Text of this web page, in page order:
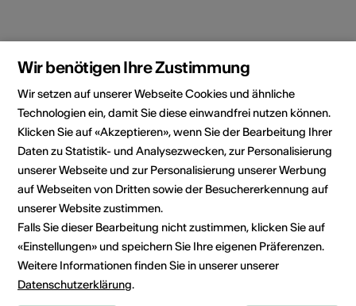
Institution / Organisation
Matterhorn Museum - Zermatlantis
Wir benötigen Ihre Zustimmung
Wir setzen auf unserer Webseite Cookies und ähnliche
Technologien ein, damit Sie diese einwandfrei nutzen können.
Klicken Sie auf «Akzeptieren», wenn Sie der Bearbeitung Ihrer
Daten zu Statistik- und Analysezwecken, zur Personalisierung
unserer Webseite und zur Personalisierung unserer Werbung
auf Webseiten von Dritten sowie der Besuchererkennung auf
unserer Website zustimmen.
Falls Sie dieser Bearbeitung nicht zustimmen, klicken Sie auf
«Einstellungen» und speichern Sie Ihre eigenen Präferenzen.
Weitere Informationen finden Sie in unserer unserer
Datenschutzerklärung.